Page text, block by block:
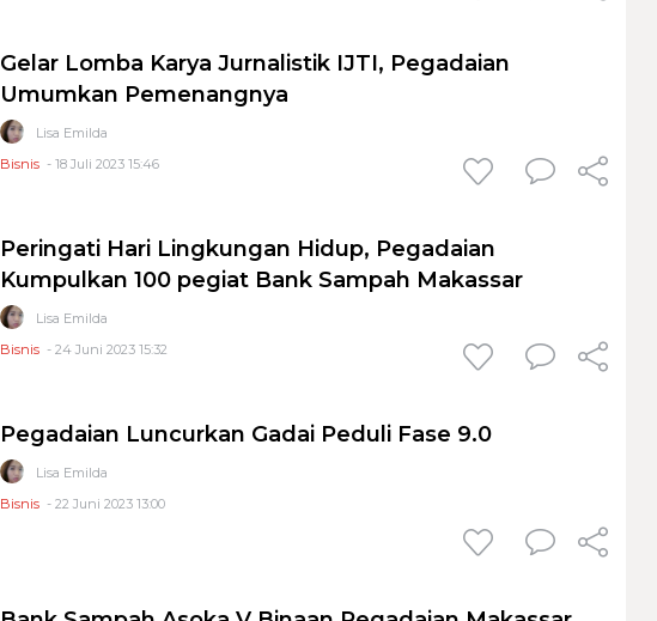
Gelar Lomba Karya Jurnalistik IJTI, Pegadaian
Umumkan Pemenangnya
Lisa Emilda
Bisnis - 18 Juli 2023 15:46
Peringati Hari Lingkungan Hidup, Pegadaian
Kumpulkan 100 pegiat Bank Sampah Makassar
Lisa Emilda
Bisnis - 24 Juni 2023 15:32
Pegadaian Luncurkan Gadai Peduli Fase 9.0
Lisa Emilda
Bisnis - 22 Juni 2023 13:00